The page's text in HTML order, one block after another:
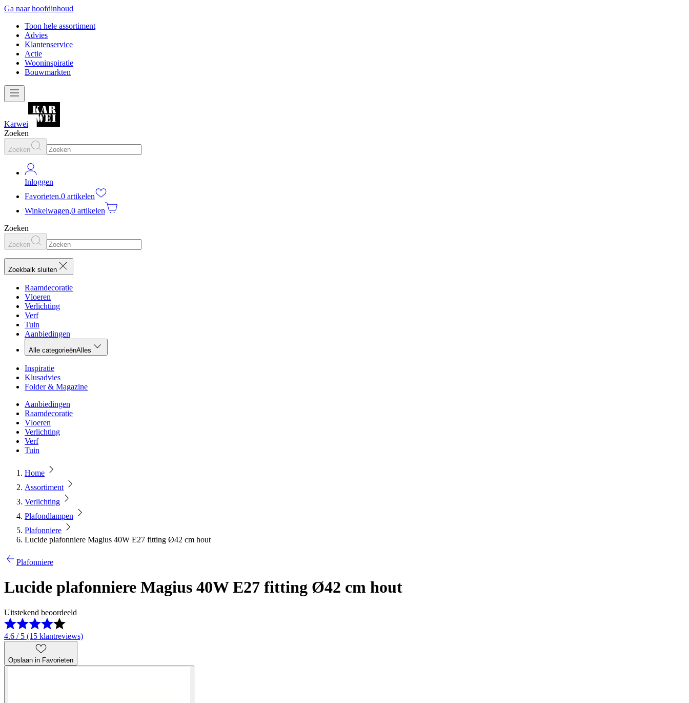
Ga naar hoofdinhoud
Toon hele assortiment
Advies
Klantenservice
Actie
Wooninspiratie
Bouwmarkten
Karwei
Zoeken
Zoeken
Inloggen
Favorieten,0 artikelen
Winkelwagen,0 artikelen
Zoeken
Zoeken
Zoekbalk sluiten
Raamdecoratie
Vloeren
Verlichting
Verf
Tuin
Aanbiedingen
Alle categorieënAlles
Inspiratie
Klusadvies
Folder & Magazine
Aanbiedingen
Raamdecoratie
Vloeren
Verlichting
Verf
Tuin
Home
Assortiment
Verlichting
Plafondlampen
Plafonniere
Lucide plafonniere Magius 40W E27 fitting Ø42 cm hout
Plafonniere
Lucide plafonniere Magius 40W E27 fitting Ø42 cm hout
Uitstekend beoordeeld
4.6 / 5 (15 klantreviews)
Opslaan in Favorieten